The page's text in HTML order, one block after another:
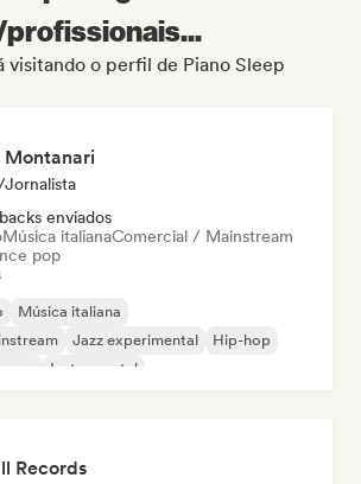
visitando o perfil de Piano Sleep
Montanari
enviados
Música italianaComercial / Mainstream
pop
Música italiana
Jazz experimental
Hip-hop
pop Instrumental
Records